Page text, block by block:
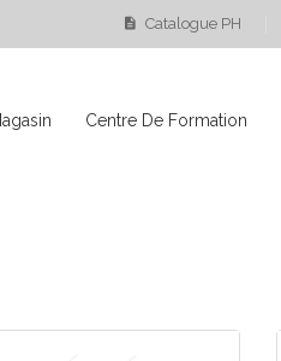
Catalogue PH
Centre De Formation